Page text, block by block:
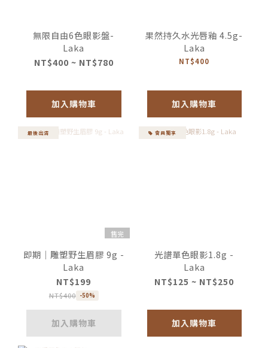
無限自由6色眼影盤-
Laka
NT$400 ~ NT$780
加入購物車
果然持久水光唇釉 4.5g-
Laka
NT$400
加入購物車
最後出清
售完
即期｜雕塑野生眉膠 9g -
Laka
NT$199
NT$400 -50%
加入購物車
會員獨享
光譜單色眼影1.8g -
Laka
NT$125 ~ NT$250
加入購物車